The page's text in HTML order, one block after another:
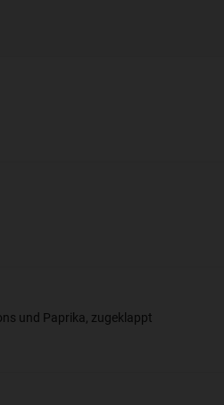
und Paprika, zugeklappt